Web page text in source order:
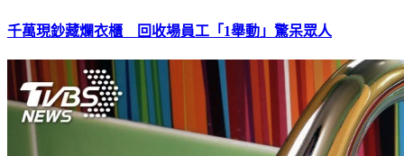
千萬現鈔藏爛衣櫃 回收場員工「1舉動」驚呆眾人